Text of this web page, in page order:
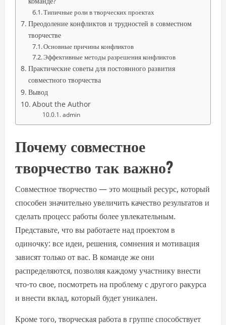
Типичные роли в творческих проектах
Преодоление конфликтов и трудностей в совместном
творчестве
Основные причины конфликтов
Эффективные методы разрешения конфликтов
Практические советы для постоянного развития
совместного творчества
Вывод
About the Author
admin
Почему совместное
творчество так важно?
Совместное творчество — это мощный ресурс, который
способен значительно увеличить качество результатов и
сделать процесс работы более увлекательным.
Представьте, что вы работаете над проектом в
одиночку: все идеи, решения, сомнения и мотивация
зависят только от вас. В команде же они
распределяются, позволяя каждому участнику внести
что-то свое, посмотреть на проблему с другого ракурса
и внести вклад, который будет уникален.
Кроме того, творческая работа в группе способствует